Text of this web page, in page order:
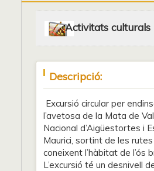
Activitats culturals
Descripció:
Excursió circular per
l’avetosa de la Mata de
Nacional d’Aigüestortes i
Maurici, sortint de les
coneixent l’hàbitat de l’ós
L’excursió té un desnivell